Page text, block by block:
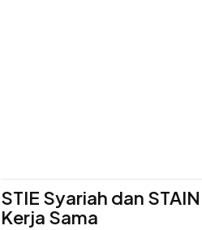
STIE Syariah dan
Kerja Sama